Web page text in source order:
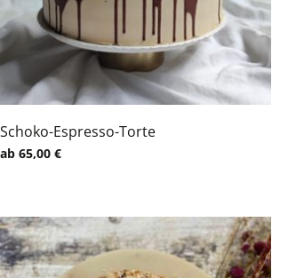
Schoko-Espresso-Torte
ab 65,00 €